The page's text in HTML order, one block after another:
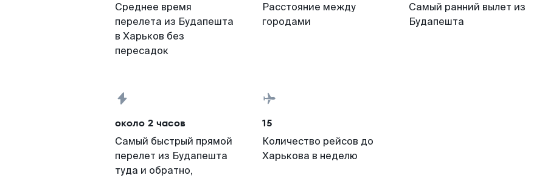
Среднее время
перелета из Будапешта
в Харьков без
пересадок
Расстояние между
городами
Самый ранний вылет из
Будапешта
около 2 часов
Самый быстрый прямой
перелет из Будапешта
туда и обратно,
15
Количество рейсов до
Харькова в неделю